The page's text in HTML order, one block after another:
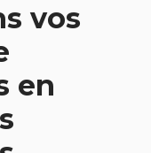
vos
en